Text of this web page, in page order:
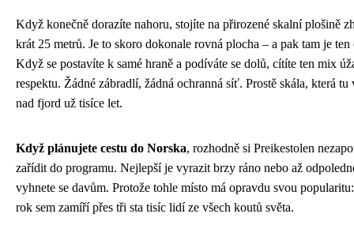
Když konečně dorazíte nahoru, stojíte na přirozené skalní plošině
krát 25 metrů. Je to skoro dokonale rovná plocha – a pak tam je ten
Když se postavíte k samé hraně a podíváte se dolů, cítíte ten mix
respektu. Žádné zábradlí, žádná ochranná síť. Prostě skála, která tu
nad fjord už tisíce let.
Když plánujete cestu do Norska, rozhodně si Preikestolen
zařídit do programu. Nejlepší je vyrazit brzy ráno nebo až
vyhnete se davům. Protože tohle místo má opravdu svou
rok sem zamíří přes tři sta tisíc lidí ze všech koutů světa.